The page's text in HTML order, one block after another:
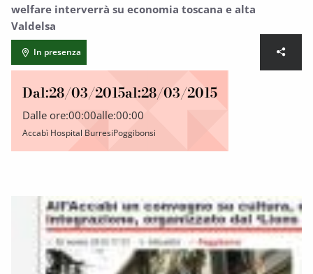
welfare interverrà su economia toscana e alta
Valdelsa
In presenza
Dal:28/03/2015al:28/03/2015
Dalle ore:00:00alle:00:00
Accabì Hospital BurresiPoggibonsi